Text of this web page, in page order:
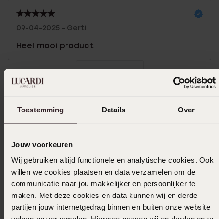
Toestemming Details Over
Jouw voorkeuren
Wij gebruiken altijd functionele en analytische cookies. Ook
willen we cookies plaatsen en data verzamelen om de
communicatie naar jou makkelijker en persoonlijker te
maken. Met deze cookies en data kunnen wij en derde
partijen jouw internetgedrag binnen en buiten onze website
09-04-2025 - Gerti
Heel mooi product
Toon meer
Selecteer maat & bestel
Ook leuk voor jou